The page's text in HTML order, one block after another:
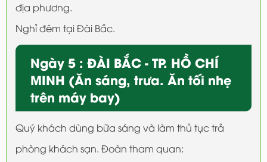
địa phương.
Nghỉ đêm tại Đài Bắc.
Ngày 5 : ĐÀI BẮC - TP. HỒ CHÍ
MINH (Ăn sáng, trưa. Ăn tối nhẹ
trên máy bay)
Quý khách dùng bữa sáng và làm thủ tục trả
phòng khách sạn. Đoàn tham quan: